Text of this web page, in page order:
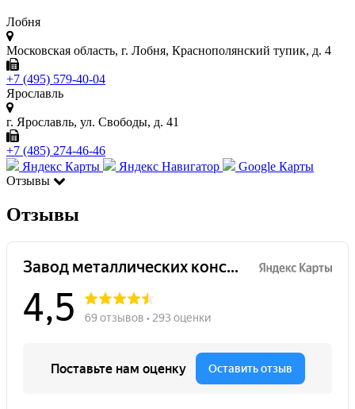
Лобня
Московская область, г. Лобня, Краснополянский тупик, д. 4
+7 (495) 579-40-04
Ярославль
г. Ярославль, ул. Свободы, д. 41
+7 (485) 274-46-46
Яндекс Карты
Яндекс Навигатор
Google Карты
Отзывы
Отзывы